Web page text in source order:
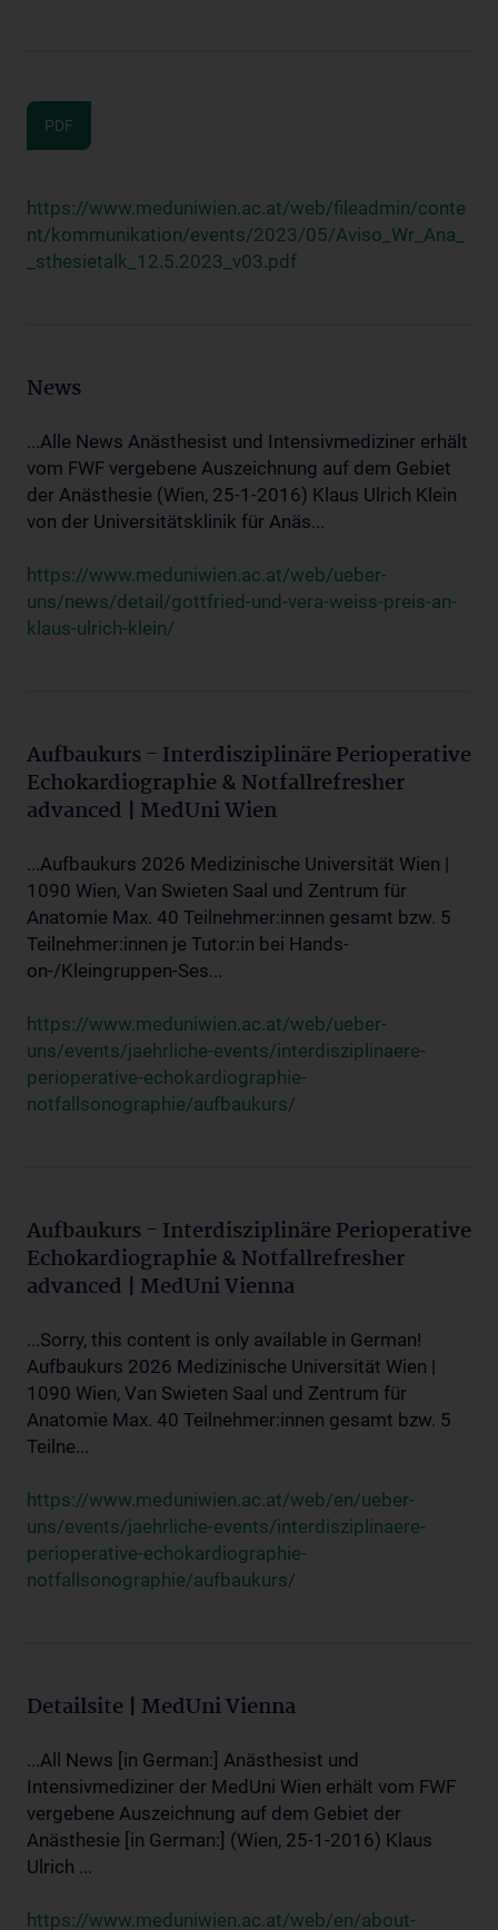
PDF
https://www.meduniwien.ac.at/web/fileadmin/conte
nt/kommunikation/events/2023/05/Aviso_Wr_Ana_
_sthesietalk_12.5.2023_v03.pdf
News
...Alle News Anästhesist und Intensivmediziner erhält
vom FWF vergebene Auszeichnung auf dem Gebiet
der Anästhesie (Wien, 25-1-2016) Klaus Ulrich Klein
von der Universitätsklinik für Anäs...
https://www.meduniwien.ac.at/web/ueber-
uns/news/detail/gottfried-und-vera-weiss-preis-an-
klaus-ulrich-klein/
Aufbaukurs - Interdisziplinäre Perioperative
Echokardiographie & Notfallrefresher
advanced | MedUni Wien
...Aufbaukurs 2026 Medizinische Universität Wien |
1090 Wien, Van Swieten Saal und Zentrum für
Anatomie Max. 40 Teilnehmer:innen gesamt bzw. 5
Teilnehmer:innen je Tutor:in bei Hands-
on-/Kleingruppen-Ses...
https://www.meduniwien.ac.at/web/ueber-
uns/events/jaehrliche-events/interdisziplinaere-
perioperative-echokardiographie-
notfallsonographie/aufbaukurs/
Aufbaukurs - Interdisziplinäre Perioperative
Echokardiographie & Notfallrefresher
advanced | MedUni Vienna
...Sorry, this content is only available in German!
Aufbaukurs 2026 Medizinische Universität Wien |
1090 Wien, Van Swieten Saal und Zentrum für
Anatomie Max. 40 Teilnehmer:innen gesamt bzw. 5
Teilne...
https://www.meduniwien.ac.at/web/en/ueber-
uns/events/jaehrliche-events/interdisziplinaere-
perioperative-echokardiographie-
notfallsonographie/aufbaukurs/
Detailsite | MedUni Vienna
...All News [in German:] Anästhesist und
Intensivmediziner der MedUni Wien erhält vom FWF
vergebene Auszeichnung auf dem Gebiet der
Anästhesie [in German:] (Wien, 25-1-2016) Klaus
Ulrich ...
https://www.meduniwien.ac.at/web/en/about-